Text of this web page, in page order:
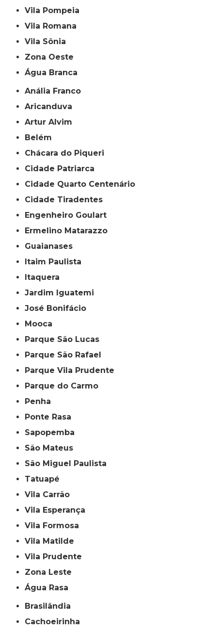
Vila Pompeia
Vila Romana
Vila Sônia
Zona Oeste
Água Branca
Anália Franco
Aricanduva
Artur Alvim
Belém
Chácara do Piqueri
Cidade Patriarca
Cidade Quarto Centenário
Cidade Tiradentes
Engenheiro Goulart
Ermelino Matarazzo
Guaianases
Itaim Paulista
Itaquera
Jardim Iguatemi
José Bonifácio
Mooca
Parque São Lucas
Parque São Rafael
Parque Vila Prudente
Parque do Carmo
Penha
Ponte Rasa
Sapopemba
São Mateus
São Miguel Paulista
Tatuapé
Vila Carrão
Vila Esperança
Vila Formosa
Vila Matilde
Vila Prudente
Zona Leste
Água Rasa
Brasilândia
Cachoeirinha